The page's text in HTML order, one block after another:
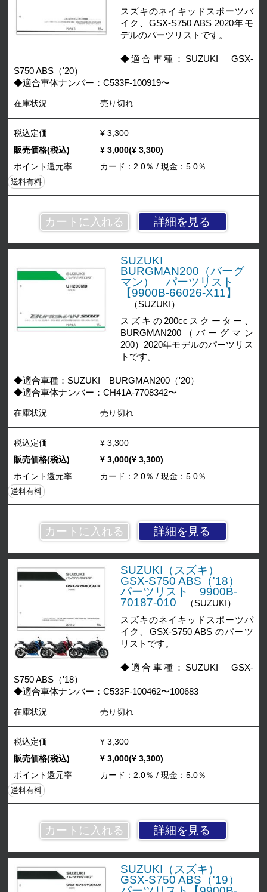
スズキのネイキッドスポーツバ
イク、GSX-S750 ABS 2020年モ
デルのパーツリストです。
◆適合車種：SUZUKI GSX-
S750 ABS（'20）
◆適合車体ナンバー：C533F-100919〜
在庫状況 売り切れ
詳細を見る
税込定価
¥ 3,300
販売価格(税込)
¥ 3,000(¥ 3,300)
ポイント還元率
カード：2.0％ / 現金：5.0％
送料有料
SUZUKI
BURGMAN200（バーグ
マン） パーツリスト
【9900B-66026-X11】
（SUZUKI）
スズキの200ccスクーター、
BURGMAN200（バーグマン
200）2020年モデルのパーツリス
トです。
◆適合車種：SUZUKI BURGMAN200（'20）
◆適合車体ナンバー：CH41A-7708342〜
在庫状況 売り切れ
詳細を見る
税込定価
¥ 3,300
販売価格(税込)
¥ 3,000(¥ 3,300)
ポイント還元率
カード：2.0％ / 現金：5.0％
送料有料
SUZUKI（スズキ）
GSX-S750 ABS（'18）
パーツリスト 9900B-
70187-010
（SUZUKI）
スズキのネイキッドスポーツバ
イク、GSX-S750 ABS のパーツ
リストです。
◆適合車種：SUZUKI GSX-
S750 ABS（'18）
◆適合車体ナンバー：C533F-100462〜100683
在庫状況 売り切れ
詳細を見る
税込定価
¥ 3,300
販売価格(税込)
¥ 3,000(¥ 3,300)
ポイント還元率
カード：2.0％ / 現金：5.0％
送料有料
SUZUKI（スズキ）
GSX-S750 ABS（'19）